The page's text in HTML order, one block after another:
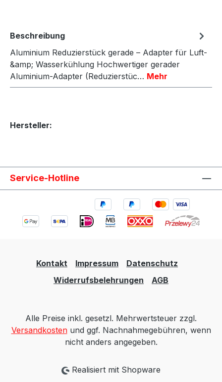
Beschreibung
Aluminium Reduzierstück gerade – Adapter für Luft-
&amp; Wasserkühlung Hochwertiger gerader
Aluminium-Adapter (Reduzierstüc… Mehr
Hersteller:
Service-Hotline
Kontakt Impressum
Datenschutz
Widerrufsbelehrungen
AGB
Alle Preise inkl. gesetzl. Mehrwertsteuer zzgl.
Versandkostenund ggf. Nachnahmegebühren, wenn
nicht anders angegeben.
Realisiert mit Shopware